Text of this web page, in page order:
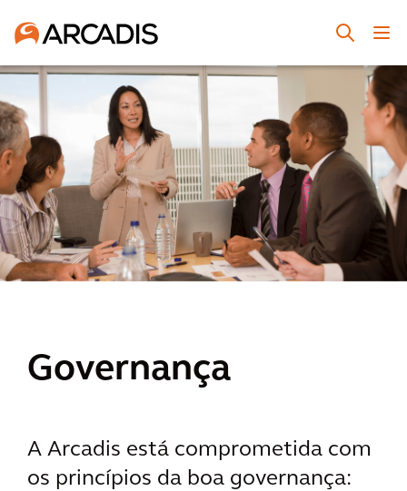
Governança
A Arcadis está comprometida com
os princípios da boa governança: